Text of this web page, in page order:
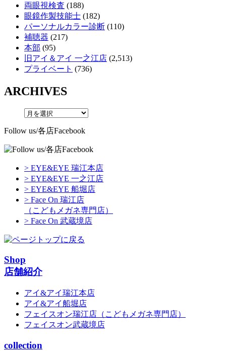
両眼視検査 (188)
眼鏡作製技能士 (182)
パーソナルカラー診断 (110)
補聴器 (217)
本部 (95)
旧アイ＆アイ 一之江店 (2,513)
プライベート (736)
ARCHIVES
Follow us/各店Facebook
> EYE&EYE 瑞江本店
> EYE&EYE 一之江店
> EYE&EYE 船堀店
> Face On 瑞江店
（こどもメガネ専門店）
> Face On 武蔵境店
Shop
店舗紹介
アイ&アイ瑞江本店
アイ&アイ船堀店
フェイスオン瑞江店 （こどもメガネ専門店）
フェイスオン武蔵境店
collection